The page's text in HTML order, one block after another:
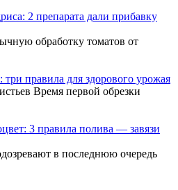
2 препарата дали прибавку
обработку томатов от
три правила для здорового урожая
Время первой обрезки
3 правила полива — завязи
в последнюю очередь